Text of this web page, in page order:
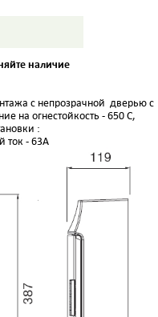
наличие
с непрозрачной дверью с
на огнестойкость - 650 С,
:
ток - 63А